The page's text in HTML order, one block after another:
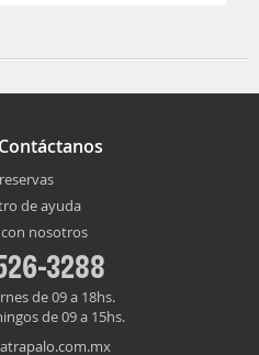
de ayuda
nosotros
3288
de 09 a 18hs.
de 09 a 15hs.